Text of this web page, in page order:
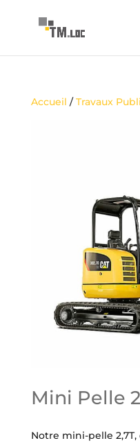
Accueil /Travaux
Mini Pelle
Notre mini-pelle